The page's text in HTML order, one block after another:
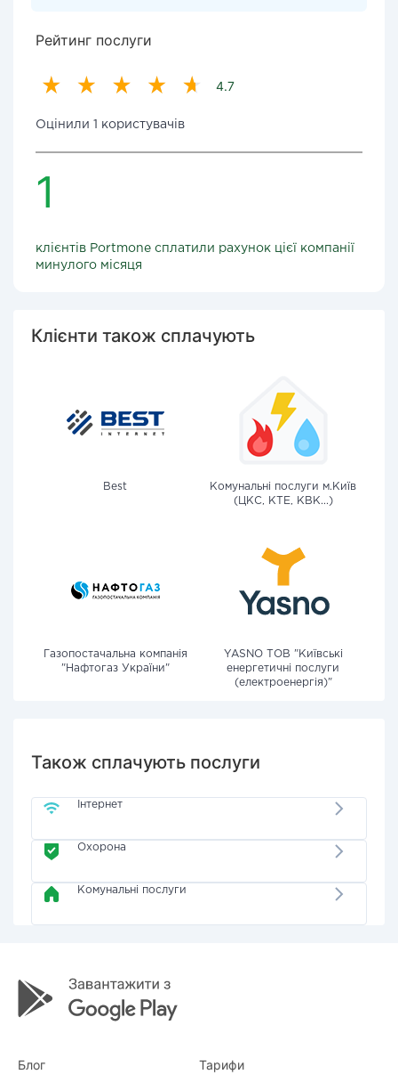
Рейтинг послуги
4.7
Оцінили 1 користувачів
1
клієнтів Portmone сплатили рахунок цієї компанії
минулого місяця
Клієнти також сплачують
Best
Комунальні послуги м.Київ
(ЦКС, КТЕ, КВК...)
Газопостачальна компанія
"Нафтогаз України"
YASNO ТОВ "Київські
енергетичні послуги
(електроенергія)"
Також сплачують послуги
Інтернет
Охорона
Комунальні послуги
Блог Тарифи